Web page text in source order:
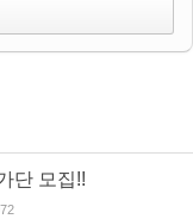
단 모집!!